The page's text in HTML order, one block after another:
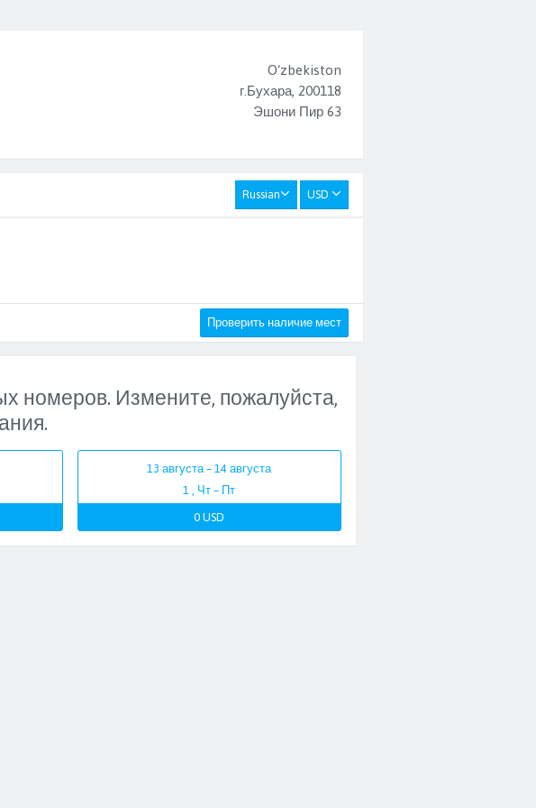
O‘zbekiston
г.Бухара, 200118
Эшони Пир 63
Russian USD
Проверить наличие мест
номеров. Измените, пожалуйста,
13 августа – 14 августа
1 , Чт – Пт
0 USD